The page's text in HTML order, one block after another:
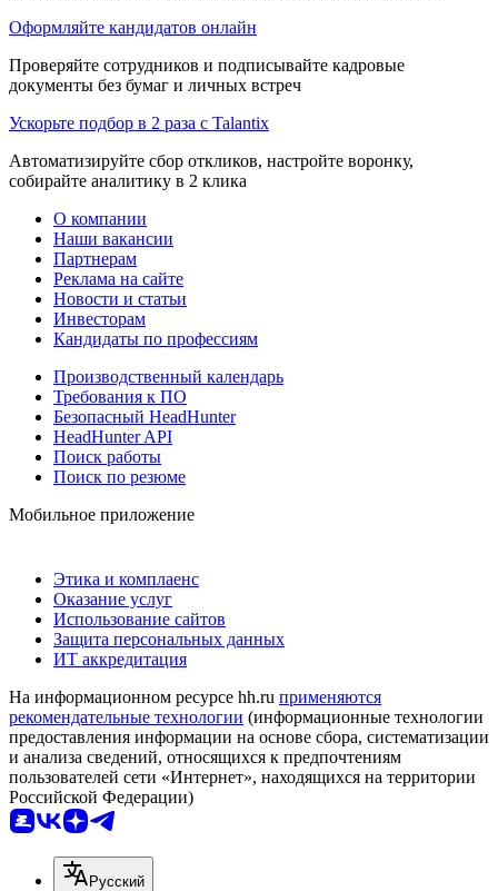
Оформляйте кандидатов онлайн
Проверяйте сотрудников и подписывайте кадровые
документы без бумаг и личных встреч
Ускорьте подбор в 2 раза с Talantix
Автоматизируйте сбор откликов, настройте воронку,
собирайте аналитику в 2 клика
О компании
Наши вакансии
Партнерам
Реклама на сайте
Новости и статьи
Инвесторам
Кандидаты по профессиям
Производственный календарь
Требования к ПО
Безопасный HeadHunter
HeadHunter API
Поиск работы
Поиск по резюме
Мобильное приложение
Этика и комплаенс
Оказание услуг
Использование сайтов
Защита персональных данных
ИТ аккредитация
На информационном ресурсе hh.ru применяются
рекомендательные технологии (информационные технологии
предоставления информации на основе сбора, систематизации
и анализа сведений, относящихся к предпочтениям
пользователей сети «Интернет», находящихся на территории
Российской Федерации)
Русский